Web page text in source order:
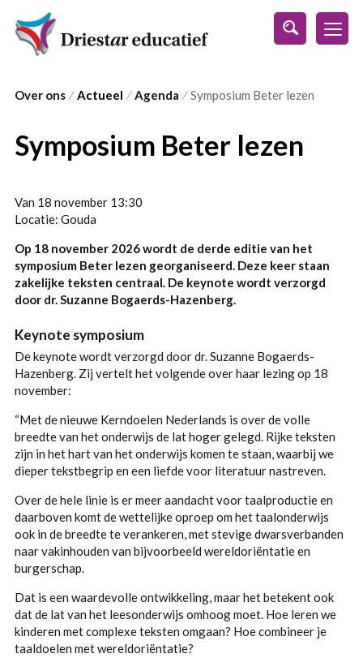
s
Over ons ⁄ Actueel ⁄ Agenda ⁄ Symposium Beter lezen
Symposium Beter lezen
Van 18 november 13:30
Locatie: Gouda
Op 18 november 2026 wordt de derde editie van het
symposium Beter lezen georganiseerd. Deze keer staan
zakelijke teksten centraal. De keynote wordt verzorgd
door dr. Suzanne Bogaerds-Hazenberg.
Keynote symposium
De keynote wordt verzorgd door dr. Suzanne Bogaerds-
Hazenberg. Zij vertelt het volgende over haar lezing op 18
november:
“Met de nieuwe Kerndoelen Nederlands is over de volle
breedte van het onderwijs de lat hoger gelegd. Rijke teksten
zijn in het hart van het onderwijs komen te staan, waarbij we
dieper tekstbegrip en een liefde voor literatuur nastreven.
Over de hele linie is er meer aandacht voor taalproductie en
daarboven komt de wettelijke oproep om het taalonderwijs
ook in de breedte te verankeren, met stevige dwarsverbanden
naar vakinhouden van bijvoorbeeld wereldoriëntatie en
burgerschap.
Dat is een waardevolle ontwikkeling, maar het betekent ook
dat de lat van het leesonderwijs omhoog moet. Hoe leren we
kinderen met complexe teksten omgaan? Hoe combineer je
taaldoelen met wereldoriëntatie?